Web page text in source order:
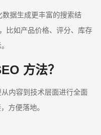
数据生成更丰富的搜索结
比如产品价格、评分、库存
方法？
内容到技术层面进行全面
方便落地。